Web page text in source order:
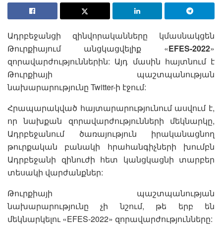
Ադրբեջանցի զինվորականները կմասնակցեն
Թուրքիայում անցկացվելիք «EFES-2022»
զորավարժություններին: Այդ մասին հայտնում է
Թուրքիայի պաշտպանության
նախարարությունը Twitter-ի էջում:
Հրապարակված հայտարարությունում ասվում է,
որ նախքան զորավարժությունների մեկնարկը,
Ադրբեջանում ծառայություն իրականացնող
թուրքական բանակի հրահանգիչների խումբն
Ադրբեջանի զինուժի հետ կանցկացնի տարբեր
տեսակի վարժանքներ:
Թուրքիայի պաշտպանության
նախարարությունը չի նշում, թե երբ են
մեկնարկելու «EFES-2022» զորավարժությունները: